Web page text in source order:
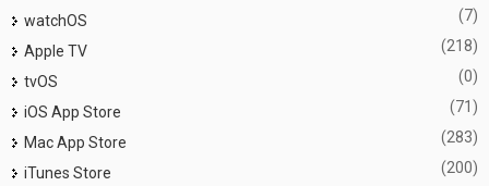
watchOS (7)
Apple TV (218)
tvOS (0)
iOS App Store (71)
Mac App Store (283)
iTunes Store (200)